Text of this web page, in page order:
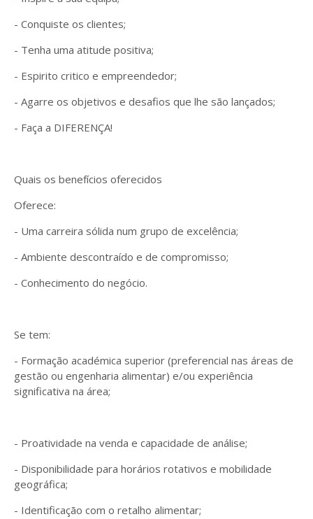
- Conquiste os clientes;
- Tenha uma atitude positiva;
- Espirito critico e empreendedor;
- Agarre os objetivos e desafios que lhe são lançados;
- Faça a DIFERENÇA!
Quais os benefícios oferecidos
Oferece:
- Uma carreira sólida num grupo de excelência;
- Ambiente descontraído e de compromisso;
- Conhecimento do negócio.
Se tem:
- Formação académica superior (preferencial nas áreas de
gestão ou engenharia alimentar) e/ou experiência
significativa na área;
- Proatividade na venda e capacidade de análise;
- Disponibilidade para horários rotativos e mobilidade
geográfica;
- Identificação com o retalho alimentar;